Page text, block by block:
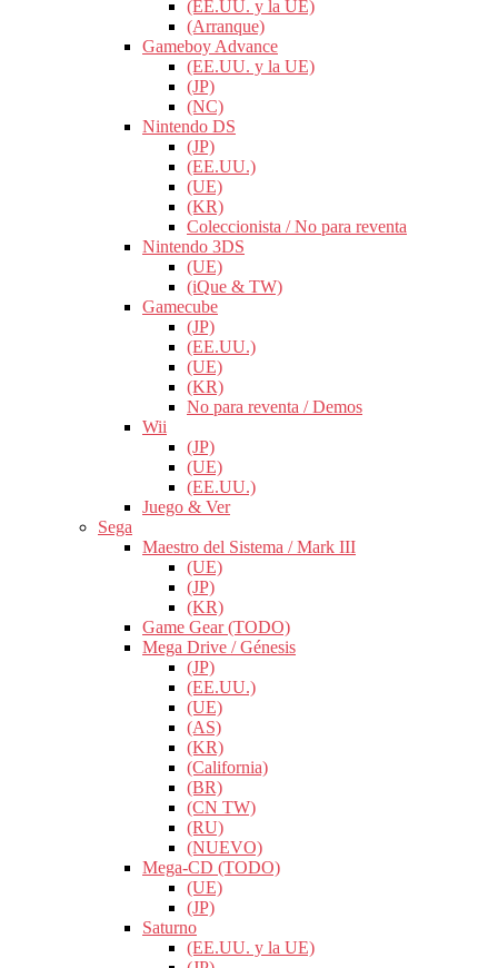
(EE.UU. y la UE)
(Arranque)
Gameboy Advance
(EE.UU. y la UE)
(JP)
(NC)
Nintendo DS
(JP)
(EE.UU.)
(UE)
(KR)
Coleccionista / No para reventa
Nintendo 3DS
(UE)
(iQue & TW)
Gamecube
(JP)
(EE.UU.)
(UE)
(KR)
No para reventa / Demos
Wii
(JP)
(UE)
(EE.UU.)
Juego & Ver
Sega
Maestro del Sistema / Mark III
(UE)
(JP)
(KR)
Game Gear (TODO)
Mega Drive / Génesis
(JP)
(EE.UU.)
(UE)
(AS)
(KR)
(California)
(BR)
(CN TW)
(RU)
(NUEVO)
Mega-CD (TODO)
(UE)
(JP)
Saturno
(EE.UU. y la UE)